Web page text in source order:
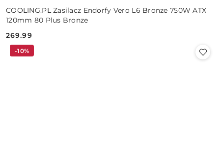
COOLING.PL Zasilacz Endorfy Vero L6 Bronze 750W ATX
120mm 80 Plus Bronze
Cena:
269.99
-10%